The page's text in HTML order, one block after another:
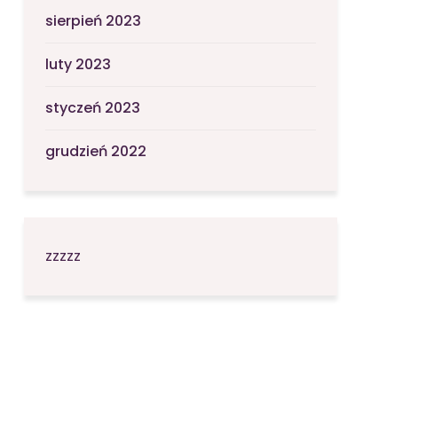
sierpień 2023
luty 2023
styczeń 2023
grudzień 2022
zzzzz